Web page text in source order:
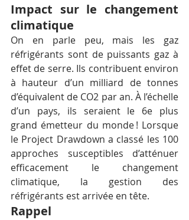
Impact sur le changement
climatique
On en parle peu, mais les gaz
réfrigérants sont de puissants gaz à
effet de serre. Ils contribuent environ
à hauteur d’un milliard de tonnes
d’équivalent de CO2 par an. À l’échelle
d’un pays, ils seraient le 6e plus
grand émetteur du monde ! Lorsque
le Project Drawdown a classé les 100
approches susceptibles d’atténuer
efficacement le changement
climatique, la gestion des
réfrigérants est arrivée en tête.
Rappel